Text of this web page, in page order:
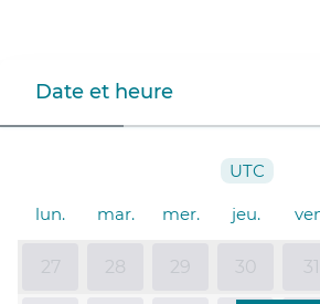
Date et heure
UTC
lun. mar. mer. jeu.
27 28 29 30 31